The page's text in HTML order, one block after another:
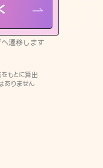
遷移します
もとに算出
ありません